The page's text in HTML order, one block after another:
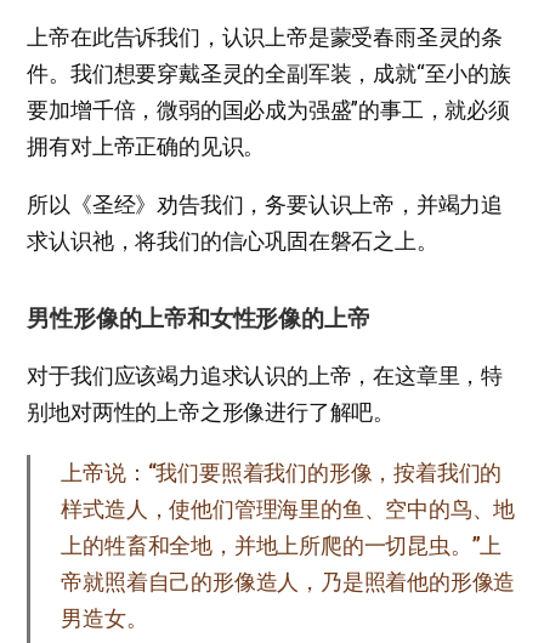
上帝在此告诉我们，认识上帝是蒙受春雨圣灵的条
件。我们想要穿戴圣灵的全副军装，成就“至小的族
要加增千倍，微弱的国必成为强盛”的事工，就必须
拥有对上帝正确的见识。
所以《圣经》劝告我们，务要认识上帝，并竭力追
求认识祂，将我们的信心巩固在磐石之上。
男性形像的上帝和女性形像的上帝
对于我们应该竭力追求认识的上帝，在这章里，特
别地对两性的上帝之形像进行了解吧。
上帝说：“我们要照着我们的形像，按着我们的
样式造人，使他们管理海里的鱼、空中的鸟、地
上的牲畜和全地，并地上所爬的一切昆虫。”上
帝就照着自己的形像造人，乃是照着他的形像造
男造女。